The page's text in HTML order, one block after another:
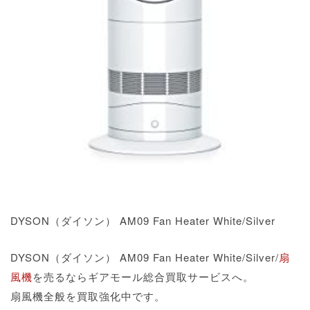
DYSON（ダイソン） AM09 Fan Heater White/Silver
DYSON（ダイソン） AM09 Fan Heater White/Silver/扇
風機を売るならギアモール総合買取サービスへ。
扇風機全般を買取強化中です。